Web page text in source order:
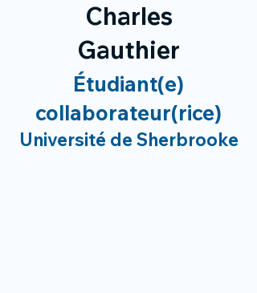
Charles
Gauthier
Étudiant(e)
collaborateur(rice)
Université de Sherbrooke